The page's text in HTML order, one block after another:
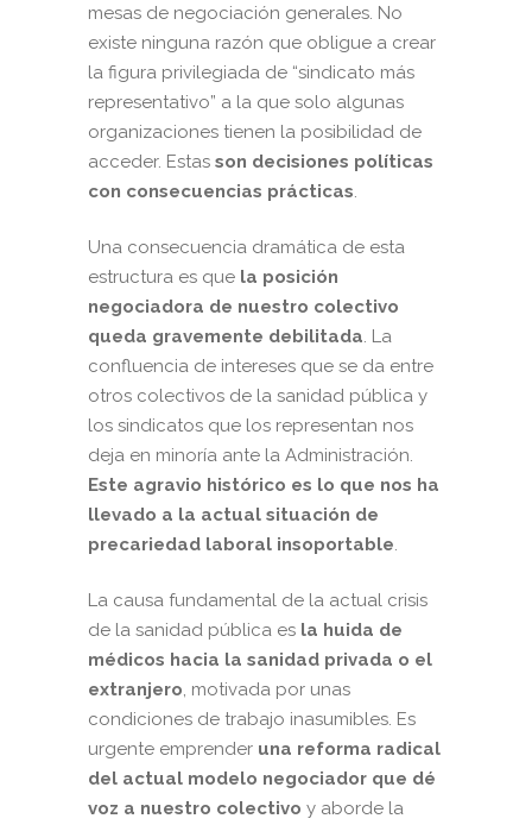
mesas de negociación generales. No
existe ninguna razón que obligue a crear
la figura privilegiada de “sindicato más
representativo” a la que solo algunas
organizaciones tienen la posibilidad de
acceder. Estas son decisiones políticas
con consecuencias prácticas.
Una consecuencia dramática de esta
estructura es que la posición
negociadora de nuestro colectivo
queda gravemente debilitada. La
confluencia de intereses que se da entre
otros colectivos de la sanidad pública y
los sindicatos que los representan nos
deja en minoría ante la Administración.
Este agravio histórico es lo que nos ha
llevado a la actual situación de
precariedad laboral insoportable.
La causa fundamental de la actual crisis
de la sanidad pública es la huida de
médicos hacia la sanidad privada o el
extranjero, motivada por unas
condiciones de trabajo inasumibles. Es
urgente emprender una reforma radical
del actual modelo negociador que dé
voz a nuestro colectivo y aborde la